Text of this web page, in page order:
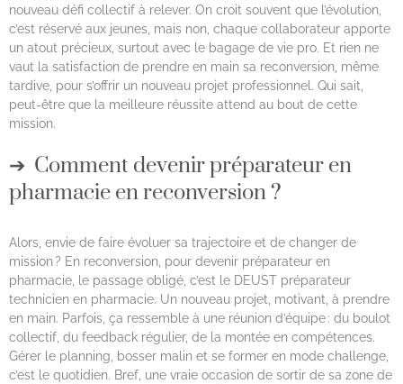
nouveau défi collectif à relever. On croit souvent que l’évolution,
c’est réservé aux jeunes, mais non, chaque collaborateur apporte
un atout précieux, surtout avec le bagage de vie pro. Et rien ne
vaut la satisfaction de prendre en main sa reconversion, même
tardive, pour s’offrir un nouveau projet professionnel. Qui sait,
peut-être que la meilleure réussite attend au bout de cette
mission.
Comment devenir préparateur en
pharmacie en reconversion ?
Alors, envie de faire évoluer sa trajectoire et de changer de
mission ? En reconversion, pour devenir préparateur en
pharmacie, le passage obligé, c’est le DEUST préparateur
technicien en pharmacie. Un nouveau projet, motivant, à prendre
en main. Parfois, ça ressemble à une réunion d’équipe : du boulot
collectif, du feedback régulier, de la montée en compétences.
Gérer le planning, bosser malin et se former en mode challenge,
c’est le quotidien. Bref, une vraie occasion de sortir de sa zone de